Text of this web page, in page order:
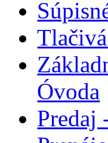
Óvoda
Predaj